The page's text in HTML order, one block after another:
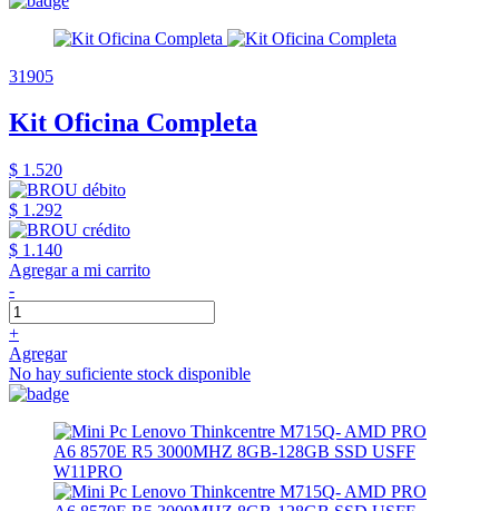
31905
Kit Oficina Completa
$ 1.520
$ 1.292
$ 1.140
Agregar a mi carrito
-
+
Agregar
No hay suficiente stock disponible